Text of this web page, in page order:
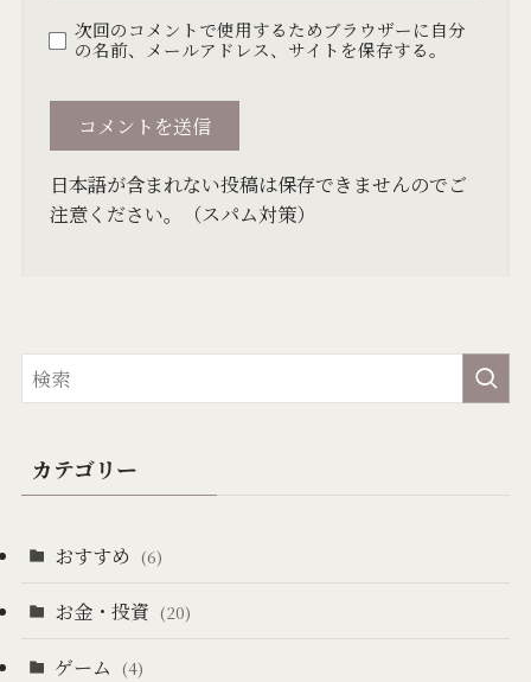
次回のコメントで使用するためブラウザーに自分
の名前、メールアドレス、サイトを保存する。
日本語が含まれない投稿は保存できませんのでご
注意ください。（スパム対策）
カテゴリー
おすすめ (6)
お金・投資 (20)
ゲーム (4)